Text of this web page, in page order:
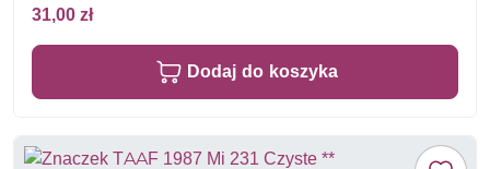
31,00 zł
Dodaj do koszyka